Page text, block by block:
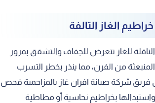
الغاز التالفة
للغاز تتعرض للجفاف والتشقق بمرور
المنبعثة من الفرن، مما ينذر بخطر التسرب
فريق شركة صيانة افران غاز بالمزاحمية فحص
بخراطيم نحاسية أو مطاطية